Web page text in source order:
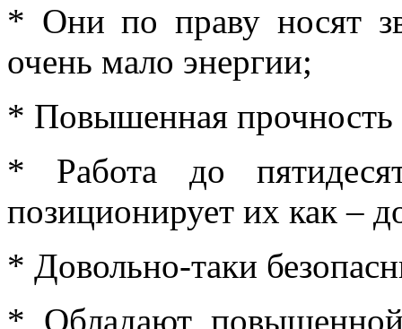
* Они по праву носят
очень мало энергии;
* Повышенная
* Работа до
позиционирует их как –
* Довольно-таки
* Обладают